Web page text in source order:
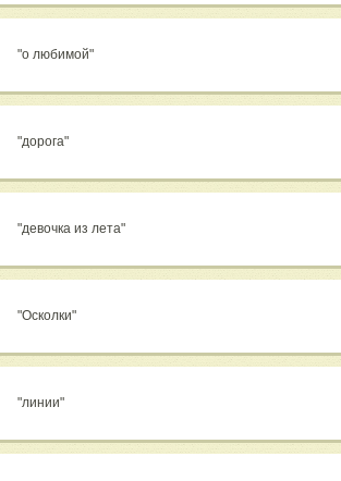
"о любимой"
"дорога"
"девочка из лета"
"Осколки"
"линии"